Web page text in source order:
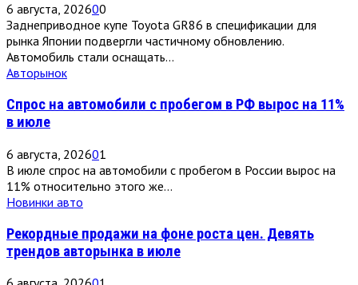
6 августа, 202600
Заднеприводное купе Toyota GR86 в спецификации для
рынка Японии подвергли частичному обновлению.
Автомобиль стали оснащать...
Авторынок
Спрос на автомобили с пробегом в РФ вырос на 11%
в июле
6 августа, 202601
В июле спрос на автомобили с пробегом в России вырос на
11% относительно этого же...
Новинки авто
Рекордные продажи на фоне роста цен. Девять
трендов авторынка в июле